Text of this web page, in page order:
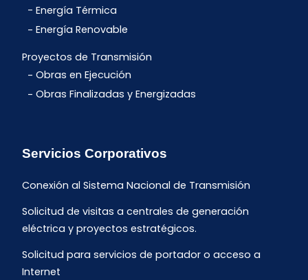
Energía Térmica
Energía Renovable
Proyectos de Transmisión
Obras en Ejecución
Obras Finalizadas y Energizadas
Servicios Corporativos
Conexión al Sistema Nacional de Transmisión
Solicitud de visitas a centrales de generación
eléctrica y proyectos estratégicos.
Solicitud para servicios de portador o acceso a
Internet